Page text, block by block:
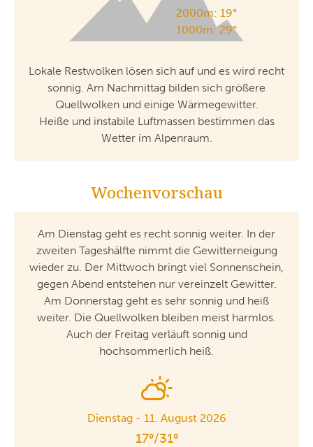
2000m: 19°
1000m: 29°
Lokale Restwolken lösen sich auf und es wird recht
sonnig. Am Nachmittag bilden sich größere
Quellwolken und einige Wärmegewitter.
Heiße und instabile Luftmassen bestimmen das
Wetter im Alpenraum.
Wochenvorschau
Am Dienstag geht es recht sonnig weiter. In der
zweiten Tageshälfte nimmt die Gewitterneigung
wieder zu. Der Mittwoch bringt viel Sonnenschein,
gegen Abend entstehen nur vereinzelt Gewitter.
Am Donnerstag geht es sehr sonnig und heiß
weiter. Die Quellwolken bleiben meist harmlos.
Auch der Freitag verläuft sonnig und
hochsommerlich heiß.
Dienstag - 11. August 2026
17°/31°